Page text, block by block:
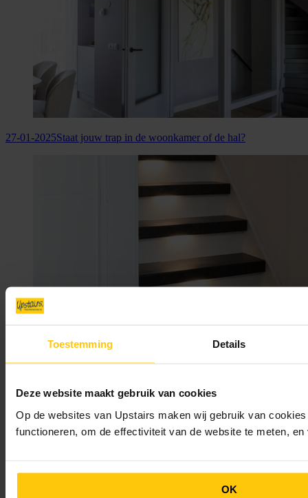
Toestemming Details
Deze website maakt gebruik van cookies
Op de websites van Upstairs maken wij gebruik van
functioneren, om de effectiviteit van de website te meten,
OK
27-01-2025Staat jouw trap in de woonkamer of de hal?
27-07-2023 Een zwart-witte trap: dit zijn de Do’s & Don’ts